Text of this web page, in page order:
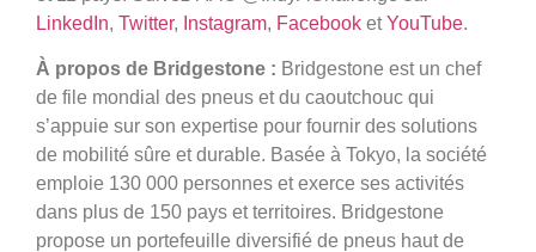
LinkedIn, Twitter, Instagram, Facebook etYouTube.
À propos de Bridgestone : Bridgestone est un chef
de file mondial des pneus et du caoutchouc qui
s’appuie sur son expertise pour fournir des solutions
de mobilité sûre et durable. Basée à Tokyo, la société
emploie 130 000 personnes et exerce ses activités
dans plus de 150 pays et territoires. Bridgestone
propose un portefeuille diversifié de pneus haut de